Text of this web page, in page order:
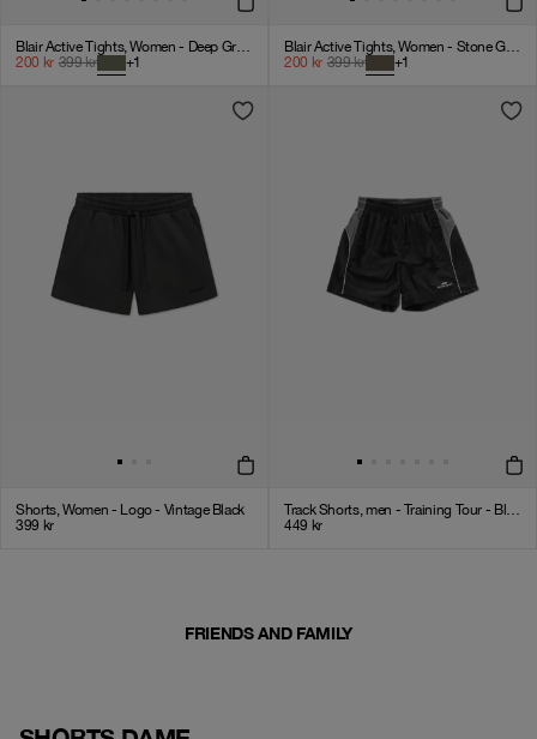
Blair Active Tights, Women - Deep Green
200 kr 399kr +1
Blair Active Tights, Women - Stone Gray
200 kr 399kr +1
Shorts, Women - Logo - Vintage Black
399 kr
Track Shorts, men - Training Tour - Black
449 kr
FRIENDS AND FAMILY